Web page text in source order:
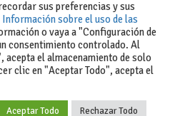
sus preferencias y sus
Información sobre el uso de las
o vaya a "Configuración de
consentimiento controlado. Al
acepta el almacenamiento de solo
clic en "Aceptar Todo", acepta el
Aceptar Todo Rechazar Todo